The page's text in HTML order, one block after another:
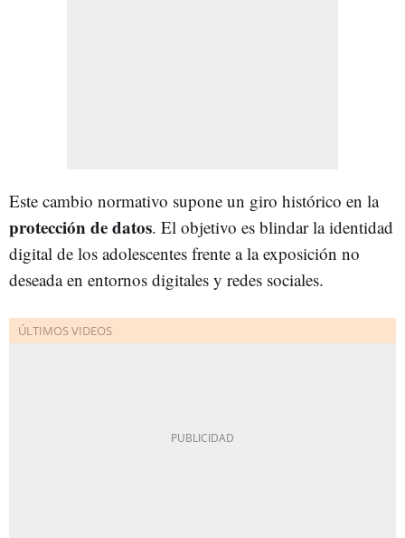
Este cambio normativo supone un giro histórico en la
protección de datos. El objetivo es blindar la identidad
digital de los adolescentes frente a la exposición no
deseada en entornos digitales y redes sociales.